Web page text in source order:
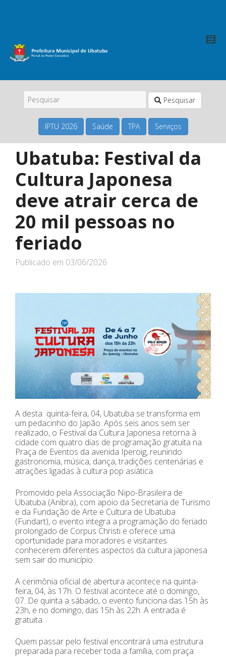
Pesquisar
IPTU 2026 Saúde TPA Serviços
Ubatuba: Festival da
Cultura Japonesa
deve atrair cerca de
20 mil pessoas no
feriado
Publicado em 03/06/2026
A desta quinta-feira, 04, Ubatuba se transforma em
um pedacinho do Japão. Após seis anos sem ser
realizado, o Festival da Cultura Japonesa retorna à
cidade com quatro dias de programação gratuita na
Praça de Eventos da avenida Iperoig, reunindo
gastronomia, música, dança, tradições centenárias e
atrações ligadas à cultura pop asiática.
Promovido pela Associação Nipo-Brasileira de
Ubatuba (Anibra), com apoio da Secretaria de Turismo
e da Fundação de Arte e Cultura de Ubatuba
(Fundart), o evento integra a programação do feriado
prolongado de Corpus Christi e oferece uma
oportunidade para moradores e visitantes
conhecerem diferentes aspectos da cultura japonesa
sem sair do município.
A cerimônia oficial de abertura acontece na quinta-
feira, 04, às 17h. O festival acontece até o domingo,
07. De quinta a sábado, o evento funciona das 15h às
23h, e no domingo, das 15h às 22h. A entrada é
gratuita.
Quem passar pelo festival encontrará uma estrutura
preparada para receber toda a família, com praça